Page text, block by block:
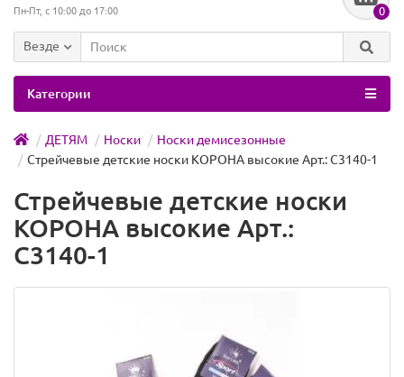
Пн-Пт, с 10:00 до 17:00 0
Везде
Категории
ДЕТЯМ Носки
Носки демисезонные
Стрейчевые детские носки КОРОНА высокие Арт.: C3140-1
Стрейчевые детские носки
КОРОНА высокие Арт.:
C3140-1